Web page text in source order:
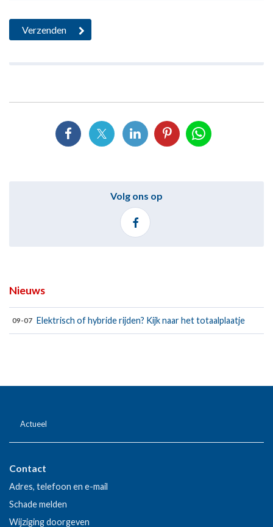
Volg ons op
Nieuws
09-07 Elektrisch of hybride rijden? Kijk naar het totaalplaatje
Actueel
Contact
Adres, telefoon en e-mail
Schade melden
Wijziging doorgeven